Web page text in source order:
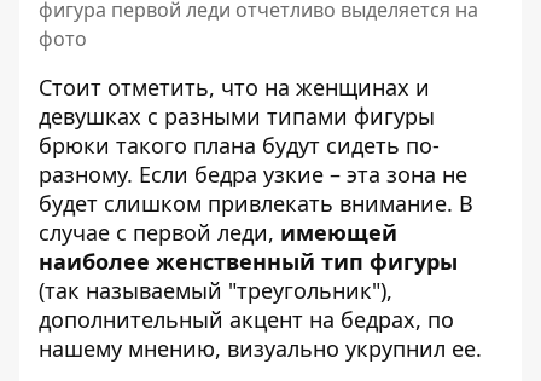
фигура первой леди отчетливо выделяется на
фото
Стоит отметить, что на женщинах и
девушках с разными типами фигуры
брюки такого плана будут сидеть по-
разному. Если бедра узкие – эта зона не
будет слишком привлекать внимание. В
случае с первой леди, имеющей
наиболее женственный тип фигуры
(так называемый "треугольник"),
дополнительный акцент на бедрах, по
нашему мнению, визуально укрупнил ее.